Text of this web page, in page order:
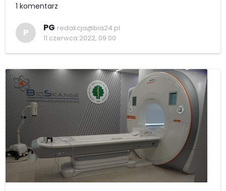
1 komentarz
P PG redakcja@bia24.pl
11 czerwca 2022, 09:00